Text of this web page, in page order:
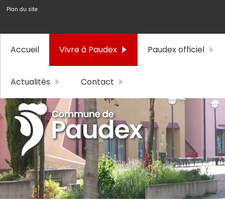
Plan du site
Accueil Vivre à Paudex Paudex officiel
Actualités Contact